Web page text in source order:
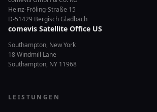
Heinz-Fröling-Straße 15
D-51429 Bergisch Gladbach
comevis Satellite Office US
Southampton, New York
18 Windmill Lane
Southampton, NY 11968
LEISTUNGEN